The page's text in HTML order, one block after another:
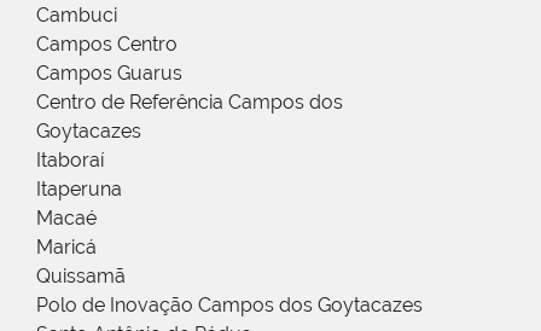
Cambuci
Campos Centro
Campos Guarus
Centro de Referência Campos dos
Goytacazes
Itaboraí
Itaperuna
Macaé
Maricá
Quissamã
Polo de Inovação Campos dos Goytacazes